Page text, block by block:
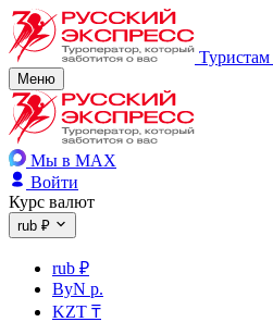
Туристам
Меню
Мы в MAX
Войти
Курс валют
rub ₽
rub ₽
ByN р.
KZT ₸